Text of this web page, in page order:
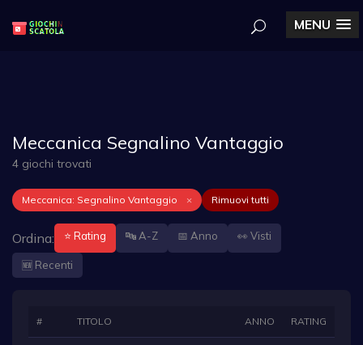
MENU
Meccanica Segnalino Vantaggio
4 giochi trovati
Meccanica: Segnalino Vantaggio × Rimuovi tutti
Ordina: ⭐ Rating 🔤 A-Z 📅 Anno 👀 Visti
🆕 Recenti
# TITOLO ANNO RATING